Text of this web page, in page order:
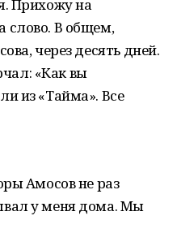
Прихожу на
слово. В общем,
через десять дней.
«Как вы
из «Тайма». Все
Амосов не раз
у меня дома. Мы